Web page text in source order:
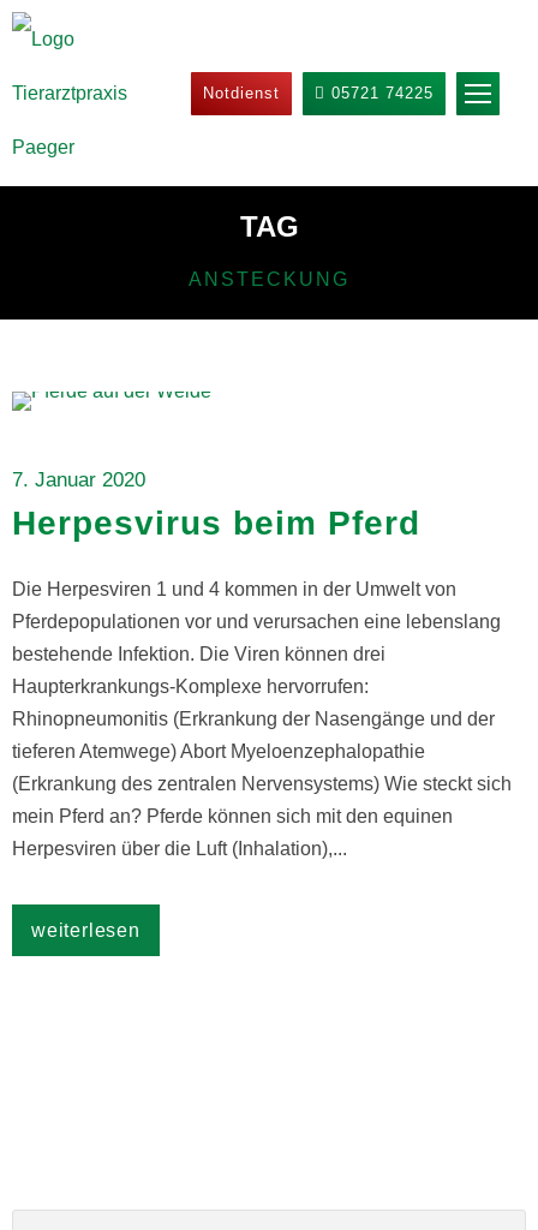
Notdienst 05721 74225
TAG
ANSTECKUNG
7. Januar 2020
Herpesvirus beim Pferd
Die Herpesviren 1 und 4 kommen in der Umwelt von
Pferdepopulationen vor und verursachen eine lebenslang
bestehende Infektion. Die Viren können drei
Haupterkrankungs-Komplexe hervorrufen:
Rhinopneumonitis (Erkrankung der Nasengänge und der
tieferen Atemwege) Abort Myeloenzephalopathie
(Erkrankung des zentralen Nervensystems) Wie steckt sich
mein Pferd an? Pferde können sich mit den equinen
Herpesviren über die Luft (Inhalation),...
weiterlesen